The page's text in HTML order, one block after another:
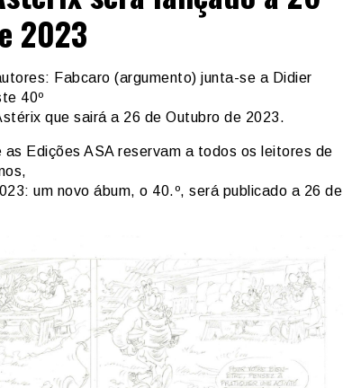
2023
Fabcaro (argumento) junta-se a Didier
40º
que sairá a 26 de Outubro de 2023.
Edições ASA reservam a todos os leitores de
um novo ábum, o 40.º, será publicado a 26 de